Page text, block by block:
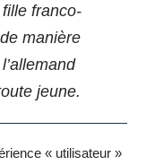
franco-
manière
jeune.
« utilisateur »